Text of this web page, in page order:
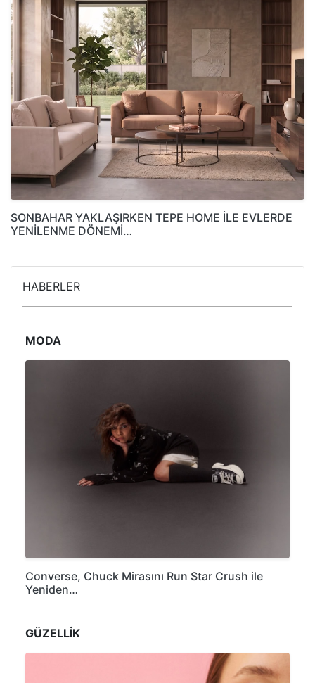
SONBAHAR YAKLAŞIRKEN TEPE HOME İLE EVLERDE
YENİLENME DÖNEMİ…
HABERLER
MODA
Converse, Chuck Mirasını Run Star Crush ile
Yeniden…
GÜZELLİK